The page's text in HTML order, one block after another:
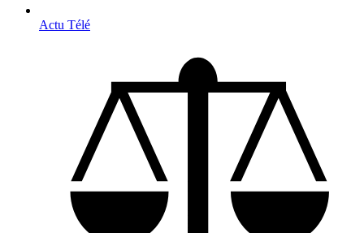
Actu Télé